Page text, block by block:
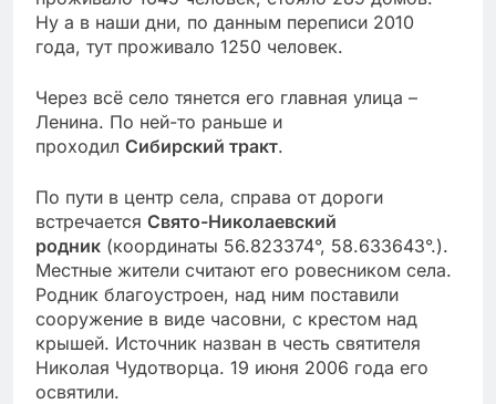
Ну а в наши дни, по данным переписи 2010
года, тут проживало 1250 человек.
Через всё село тянется его главная улица –
Ленина. По ней-то раньше и
проходил Сибирский тракт.
По пути в центр села, справа от дороги
встречается Свято-Николаевский
родник (координаты 56.823374°, 58.633643°.).
Местные жители считают его ровесником села.
Родник благоустроен, над ним поставили
сооружение в виде часовни, с крестом над
крышей. Источник назван в честь святителя
Николая Чудотворца. 19 июня 2006 года его
освятили.